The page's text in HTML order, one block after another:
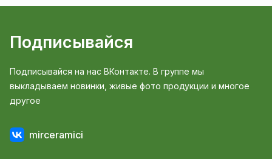
Подписывайся
Подписывайся на нас ВКонтакте. В группе мы
выкладываем новинки, живые фото продукции и многое
другое
mirceramici